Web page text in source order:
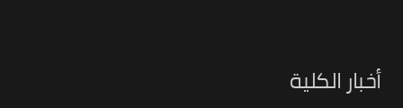
أخبار الكلية